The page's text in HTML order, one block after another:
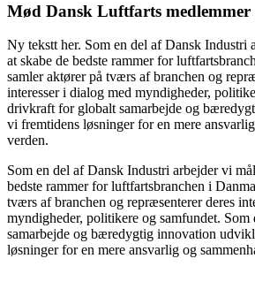
Mød Dansk Luftfarts medlemmer
Ny tekstt her. Som en del af Dansk Industri
at skabe de bedste rammer for
samler aktører på tværs af branchen og
interesser i dialog med myndigheder,
drivkraft for globalt samarbejde og
vi fremtidens løsninger for en mere
verden.
Som en del af Dansk Industri arbejder vi
bedste rammer for luftfartsbranchen i
tværs af branchen og repræsenterer deres
myndigheder, politikere og samfundet.
samarbejde og bæredygtig innovation
løsninger for en mere ansvarlig og